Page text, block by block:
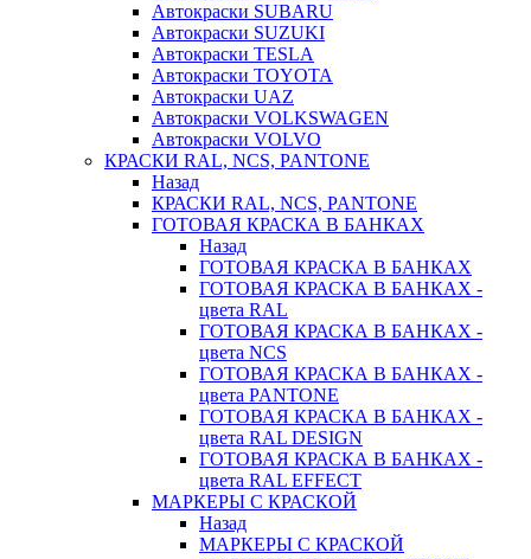
Автокраски SUBARU
Автокраски SUZUKI
Автокраски TESLA
Автокраски TOYOTA
Автокраски UAZ
Автокраски VOLKSWAGEN
Автокраски VOLVO
КРАСКИ RAL, NCS, PANTONE
Назад
КРАСКИ RAL, NCS, PANTONE
ГОТОВАЯ КРАСКА В БАНКАХ
Назад
ГОТОВАЯ КРАСКА В БАНКАХ
ГОТОВАЯ КРАСКА В БАНКАХ -
цвета RAL
ГОТОВАЯ КРАСКА В БАНКАХ -
цвета NCS
ГОТОВАЯ КРАСКА В БАНКАХ -
цвета PANTONE
ГОТОВАЯ КРАСКА В БАНКАХ -
цвета RAL DESIGN
ГОТОВАЯ КРАСКА В БАНКАХ -
цвета RAL EFFECT
МАРКЕРЫ С КРАСКОЙ
Назад
МАРКЕРЫ С КРАСКОЙ